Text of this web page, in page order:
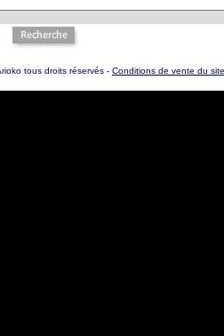
tous droits réservés - Conditions de vente du site